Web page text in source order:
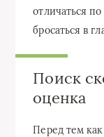
отличаться
бросаться в
Поиск
оценка
Перед тем